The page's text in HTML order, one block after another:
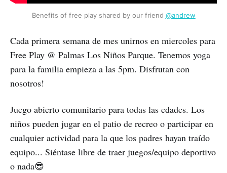
Benefits of free play shared by our friend @andrew
Cada primera semana de mes unirnos en miercoles para
Free Play @ Palmas Los Niños Parque. Tenemos yoga
para la familia empieza a las 5pm. Disfrutan con
nosotros!
Juego abierto comunitario para todas las edades. Los
niños pueden jugar en el patio de recreo o participar en
cualquier actividad para la que los padres hayan traído
equipo... Siéntase libre de traer juegos/equipo deportivo
o nada😎